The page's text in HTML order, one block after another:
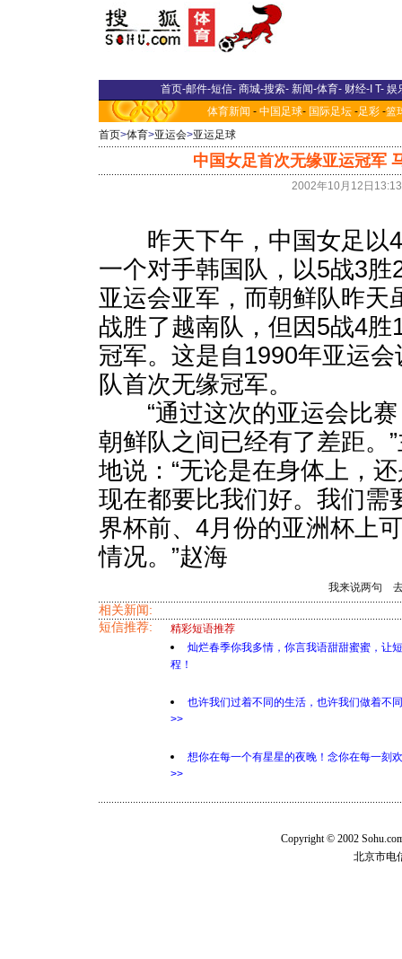
首页-邮件-短信- 商城-搜索- 新闻-体育- 财经-I T- 娱
体育新闻 - 中国足球- 国际足坛 -足彩 -篮
首页>体育>亚运会>亚运足球
中国女足首次无缘亚运冠军
2002年10月12日
昨天下午，中国女足以4
一个对手韩国队，以5战3
亚运会亚军，而朝鲜队昨天
战胜了越南队，但因5战4
冠军。这是自1990年亚运
队首次无缘冠军。
“通过这次的亚运会比赛
朝鲜队之间已经有了差距。
地说：“无论是在身体上，
现在都要比我们好。我们需
界杯前、4月份的亚洲杯上
情况。”赵海
我来说两句
相关新闻:
短信推荐:
精彩短语推荐
灿烂春季你我多情，你言我语甜甜蜜蜜，让
程！
也许我们过着不同的生活，也许我们做着
>>
想你在每一个有星星的夜晚！念你在每一
>>
Copyright © 2002
北京市电